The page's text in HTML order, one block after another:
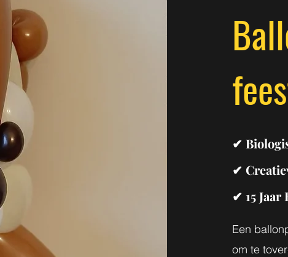
✔
✔
✔ 15
Een
om te